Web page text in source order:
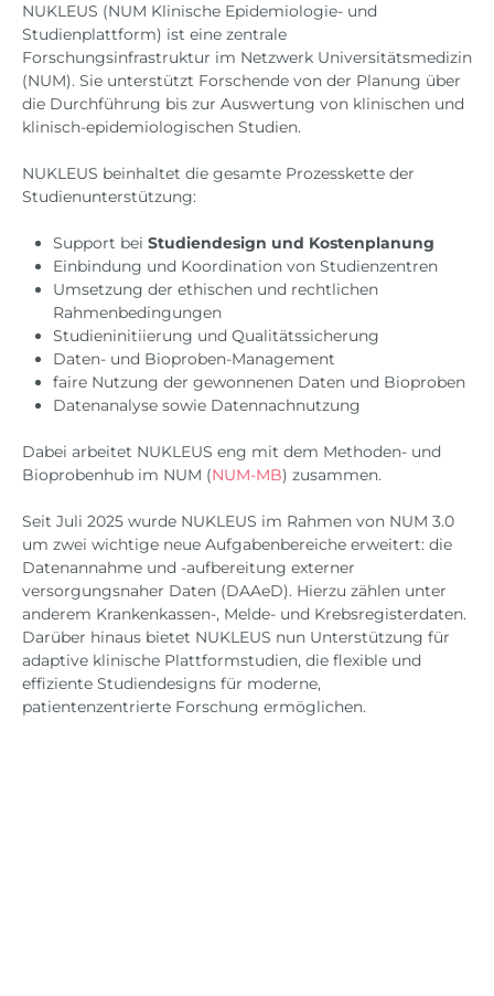
NUKLEUS (NUM Klinische Epidemiologie- und
Studienplattform) ist eine zentrale
Forschungsinfrastruktur im Netzwerk Universitätsmedizin
(NUM). Sie unterstützt Forschende von der Planung über
die Durchführung bis zur Auswertung von klinischen und
klinisch-epidemiologischen Studien.
NUKLEUS beinhaltet die gesamte Prozesskette der
Studienunterstützung:
Support bei Studiendesign und Kostenplanung
Einbindung und Koordination von Studienzentren
Umsetzung der ethischen und rechtlichen
Rahmenbedingungen
Studieninitiierung und Qualitätssicherung
Daten- und Bioproben-Management
faire Nutzung der gewonnenen Daten und Bioproben
Datenanalyse sowie Datennachnutzung
Dabei arbeitet NUKLEUS eng mit dem Methoden- und
Bioprobenhub im NUM (NUM-MB) zusammen.
Seit Juli 2025 wurde NUKLEUS im Rahmen von NUM 3.0
um zwei wichtige neue Aufgabenbereiche erweitert: die
Datenannahme und -aufbereitung externer
versorgungsnaher Daten (DAAeD). Hierzu zählen unter
anderem Krankenkassen-, Melde- und Krebsregisterdaten.
Darüber hinaus bietet NUKLEUS nun Unterstützung für
adaptive klinische Plattformstudien, die flexible und
effiziente Studiendesigns für moderne,
patientenzentrierte Forschung ermöglichen.